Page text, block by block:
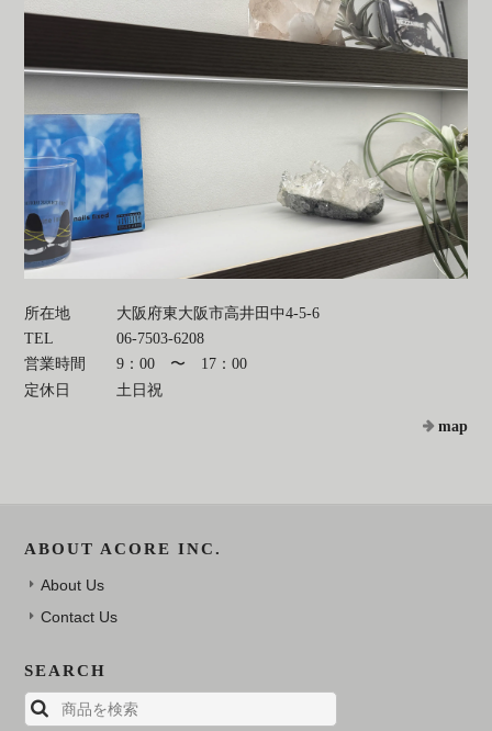
所在地
大阪府東大阪市高井田中4-5-6
TEL
06-7503-6208
営業時間
9：00 〜 17：00
定休日
土日祝
map
ABOUT ACORE INC.
About Us
Contact Us
SEARCH